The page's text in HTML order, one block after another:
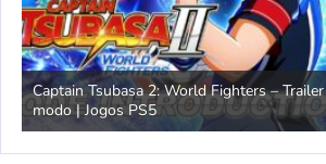
Captain Tsubasa 2: World Fighters –
modo | Jogos PS5